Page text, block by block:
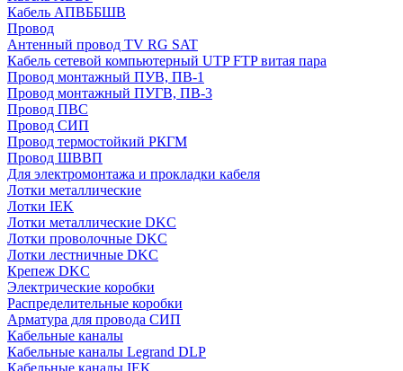
Кабель АПВББШВ
Провод
Антенный провод TV RG SAT
Кабель сетевой компьютерный UTP FTP витая пара
Провод монтажный ПУВ, ПВ-1
Провод монтажный ПУГВ, ПВ-3
Провод ПВС
Провод СИП
Провод термостойкий РКГМ
Провод ШВВП
Для электромонтажа и прокладки кабеля
Лотки металлические
Лотки IEK
Лотки металлические DKC
Лотки проволочные DKC
Лотки лестничные DKC
Крепеж DKC
Электрические коробки
Распределительные коробки
Арматура для провода СИП
Кабельные каналы
Кабельные каналы Legrand DLP
Кабельные каналы IEK